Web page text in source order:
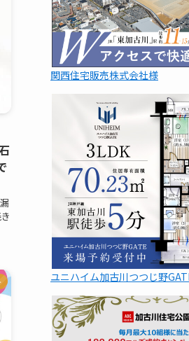
関西住宅販売株式会社様
ユニハイム加古川つつじ野